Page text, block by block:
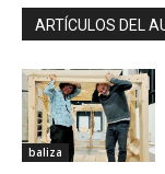
ARTÍCULOS DEL
baliza